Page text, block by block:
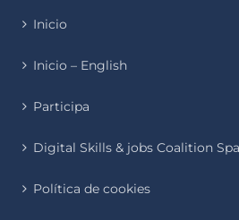
Inicio
Inicio – English
Participa
Digital Skills & jobs Coalition
Política de cookies